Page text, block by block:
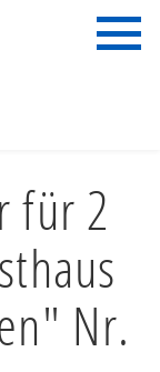
Menü
für 2
Nr.